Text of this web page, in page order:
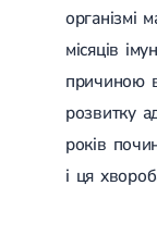
Кіста щитовидної
Метаболічний
Ожиріння
Фізіотерапія
організмі
місяців
причиною
розвитку
років
і ця